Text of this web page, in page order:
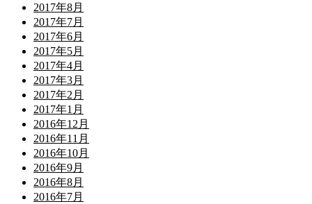
2017年8月
2017年7月
2017年6月
2017年5月
2017年4月
2017年3月
2017年2月
2017年1月
2016年12月
2016年11月
2016年10月
2016年9月
2016年8月
2016年7月